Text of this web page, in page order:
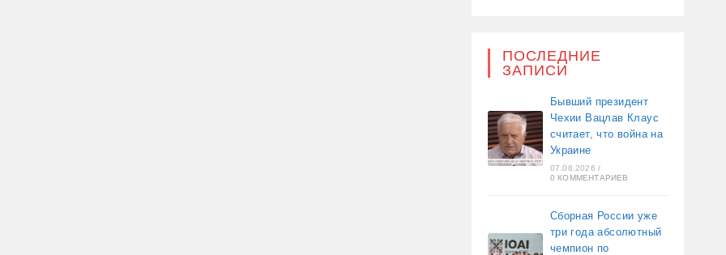
ПОСЛЕДНИЕ
ЗАПИСИ
Бывший президент
Чехии Вацлав Клаус
считает, что война на
Украине
07.08.2026 /
0 КОММЕНТАРИЕВ
Сборная России уже
три года абсолютный
чемпион по